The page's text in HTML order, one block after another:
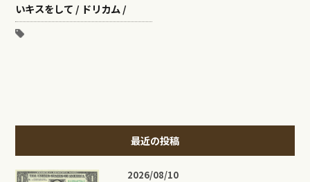
いキスをして / ドリカム /
最近の投稿
2026/08/10